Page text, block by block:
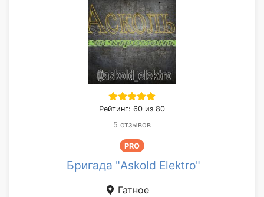
Рейтинг: 60 из 80
5 отзывов
PRO
Бригада "Askold Elektro"
Гатное